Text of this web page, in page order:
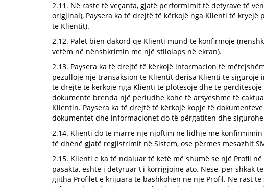
2.11. Në raste të veçanta, gjatë performimit të detyrave të
origjinal), Paysera ka të drejtë të kërkojë nga Klienti të
të Klientit).
2.12. Palët bien dakord që Klienti mund të konfirmojë
vetëm në nënshkrimin me një stilolaps në ekran).
2.13. Paysera ka të drejtë të kërkojë informacion të
pezullojë një transaksion të Klientit derisa Klienti të
të drejtë të kërkojë nga Klienti të plotësojë dhe të
dokumente brenda një periudhe kohe të arsyeshme të
Klientin. Paysera ka të drejtë të kërkojë kopje të
dokumentet dhe informacionet do të përgatiten dhe
2.14. Klienti do të marrë një njoftim në lidhje me
të dhënë gjatë regjistrimit në Sistem, ose përmes mesazhit
2.15. Klienti e ka të ndaluar të ketë më shumë se një Profil
pasakta, është i detyruar t'i korrigjojnë ato. Nëse, për shkak
gjitha Profilet e krijuara të bashkohen në një Profil. Në rast